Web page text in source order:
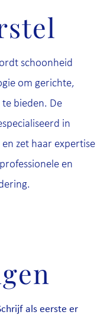
schoonheid
om gerichte,
bieden. De
in
zet haar expertise
en
als eerste er